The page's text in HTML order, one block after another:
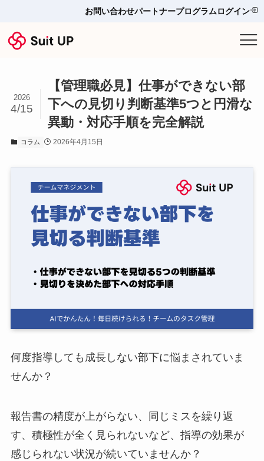
プランと料金
他ツールとの比較＆選び方
お役立ち情報
お問い合わせ
ログイン
スーツアップを無料ではじめる▶
お問い合わせパートナープログラムログイン
【管理職必見】仕事ができない部
下への見切り判断基準5つと円滑な
異動・対応手順を完全解説
2026
4/15
コラム 2026年4月15日
何度指導しても成長しない部下に悩まされていま
せんか？
報告書の精度が上がらない、同じミスを繰り返
す、積極性が全く見られないなど、指導の効果が
感じられない状況が続いていませんか？